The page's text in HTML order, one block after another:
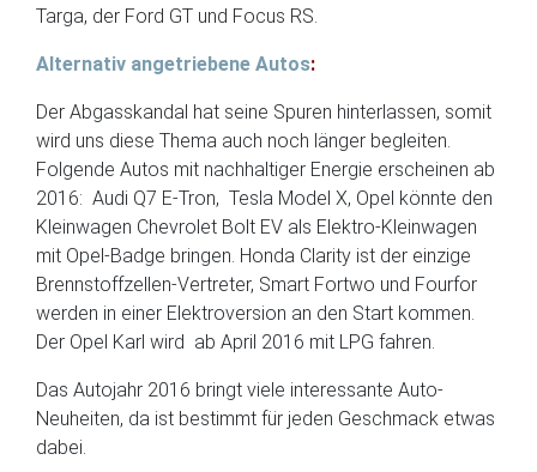
Targa, der Ford GT und Focus RS.
Alternativ angetriebene Autos:
Der Abgasskandal hat seine Spuren hinterlassen, somit
wird uns diese Thema auch noch länger begleiten.
Folgende Autos mit nachhaltiger Energie erscheinen ab
2016: Audi Q7 E-Tron, Tesla Model X, Opel könnte den
Kleinwagen Chevrolet Bolt EV als Elektro-Kleinwagen
mit Opel-Badge bringen. Honda Clarity ist der einzige
Brennstoffzellen-Vertreter, Smart Fortwo und Fourfor
werden in einer Elektroversion an den Start kommen.
Der Opel Karl wird ab April 2016 mit LPG fahren.
Das Autojahr 2016 bringt viele interessante Auto-
Neuheiten, da ist bestimmt für jeden Geschmack etwas
dabei.